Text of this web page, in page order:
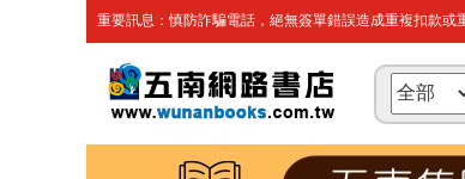
重要訊息：慎防詐騙電話，絕無簽單錯誤造成重複扣款或